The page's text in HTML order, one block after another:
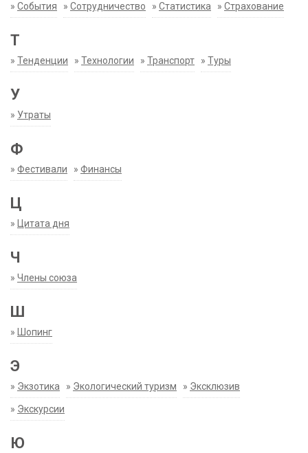
» События » Сотрудничество » Статистика » Страхование
Т
» Тенденции » Технологии » Транспорт » Туры
У
» Утраты
Ф
» Фестивали » Финансы
Ц
» Цитата дня
Ч
» Члены союза
Ш
» Шопинг
Э
» Экзотика » Экологический туризм » Эксклюзив
» Экскурсии
Ю